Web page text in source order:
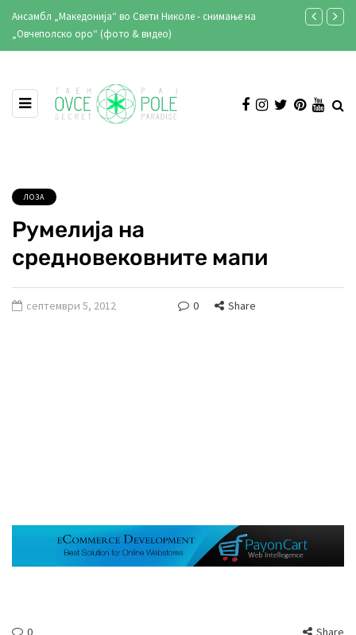
на
Кирил Лазаров: „Со 40 години сум додадена вредност во
клубот и репрезентацијата“
ЛОЗА
Румелија на
средновековните мапи
септември 5, 2012 0 Share
0 Share